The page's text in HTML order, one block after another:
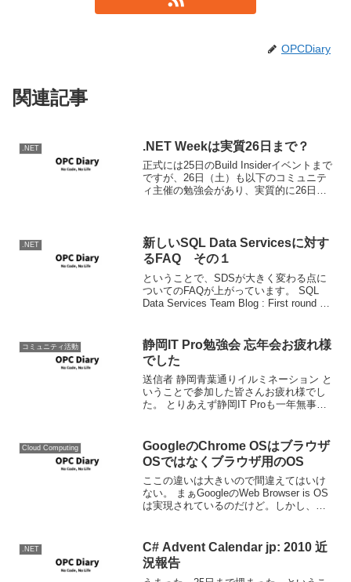
OPCDiary
関連記事
.NET .NET Weekは実質26日まで？
正式には25日のBuild Insiderイベントまで
ですが、26日（土）も以下のコミュニテ
ィ主催の勉強会があり、実質的に26日ま
.NET
新しいSQL Data Servicesに対す
るFAQ その１
ということで、SDSが大きく変わる点に
ついてのFAQが上がっています。 SQL
Data Services Team Blog : First round of
コミュニティ活動
静岡IT Pro勉強会 忘年会お疲れ様
でした
送信者 静岡青葉通りイルミネーション と
いうことで参加した皆さんお疲れ様でし
た。 とりあえず静岡IT Proも一年無事に
ッフ一同の努力はもちろん、参加してい
ただく方た...
Cloud Computing
GoogleのChrome OSはブラウザ
OSではなくブラウザ用のOS
ここの違いは大きいので間違えてはいけ
ない。 まぁGoogleのWeb Browser is OS
は実現されているのだけど。しかし、本
.NET
C# Advent Calendar jp: 2010 近
況報告